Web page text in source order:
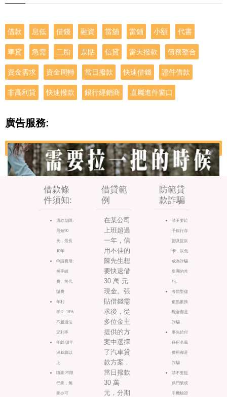
借款 息低 借錢 融資 當舖 當鋪 小額 代書
車貸 急需 二胎 票貼 信貸 當天撥款 債務整合
資金需求 資金周轉 當日撥款 快速借錢 證件借款
非高利貸 快速撥款 銀行經銷商 直屬進件窗口
廣告服務:
借款條
件須知:
還款期限:
最短90
天，最長
10年
申請費用:
無手續
費、無代
辦費
年利
率:2~16%
不超過法
定利率
年齡:須年
滿18歲以
上
職業:不限
行業，無
業亦可
借貸範
例
在某公司
上班超過
一年，信
用不佳的
陳先生想
要快速借
30 萬 元
現金。張
貼借錢需
求後，從
多位金主
提供的方
案中選擇
了汽車貸
款方案，
當日撥款
30 萬
元，分期
防範貸
款詐騙
請不要給
予銀行存
摺及提款
卡，以免
成為詐騙
集團的共
犯。
各類型儲
值點數換
現金都是
詐騙
事先給付
任何名義
費用都是
詐騙
請不要提
供門號或
手機驗證